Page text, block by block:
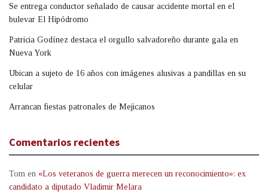
Se entrega conductor señalado de causar accidente mortal en el
bulevar El Hipódromo
Patricia Godínez destaca el orgullo salvadoreño durante gala en
Nueva York
Ubican a sujeto de 16 años con imágenes alusivas a pandillas en su
celular
Arrancan fiestas patronales de Mejicanos
Comentarios recientes
Tom en «Los veteranos de guerra merecen un reconocimiento»: ex
candidato a diputado Vladimir Melara